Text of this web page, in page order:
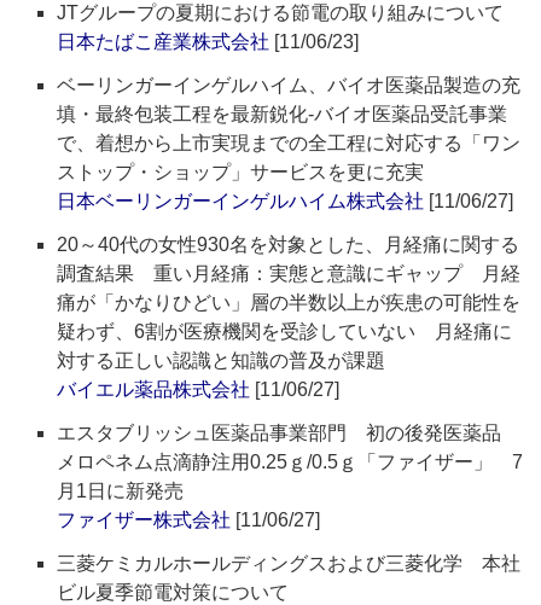
JTグループの夏期における節電の取り組みについて
日本たばこ産業株式会社 [11/06/23]
ベーリンガーインゲルハイム、バイオ医薬品製造の充
填・最終包装工程を最新鋭化‐バイオ医薬品受託事業
で、着想から上市実現までの全工程に対応する「ワン
ストップ・ショップ」サービスを更に充実
日本ベーリンガーインゲルハイム株式会社 [11/06/27]
20～40代の女性930名を対象とした、月経痛に関する
調査結果 重い月経痛：実態と意識にギャップ 月経
痛が「かなりひどい」層の半数以上が疾患の可能性を
疑わず、6割が医療機関を受診していない 月経痛に
対する正しい認識と知識の普及が課題
バイエル薬品株式会社 [11/06/27]
エスタブリッシュ医薬品事業部門 初の後発医薬品
メロペネム点滴静注用0.25ｇ/0.5ｇ「ファイザー」 7
月1日に新発売
ファイザー株式会社 [11/06/27]
三菱ケミカルホールディングスおよび三菱化学 本社
ビル夏季節電対策について